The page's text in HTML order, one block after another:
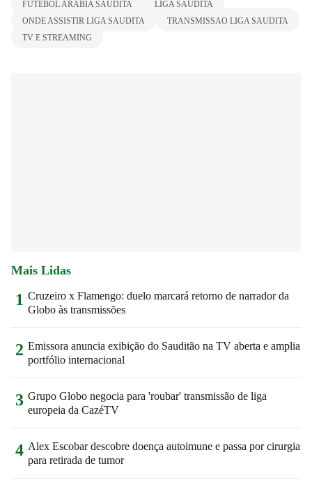
FUTEBOL ARABIA SAUDITA
LIGA SAUDITA
ONDE ASSISTIR LIGA SAUDITA
TRANSMISSAO LIGA SAUDITA
TV E STREAMING
Mais Lidas
1 Cruzeiro x Flamengo: duelo marcará retorno de narrador da
Globo às transmissões
2 Emissora anuncia exibição do Sauditão na TV aberta e amplia
portfólio internacional
3 Grupo Globo negocia para 'roubar' transmissão de liga
europeia da CazéTV
4 Alex Escobar descobre doença autoimune e passa por cirurgia
para retirada de tumor